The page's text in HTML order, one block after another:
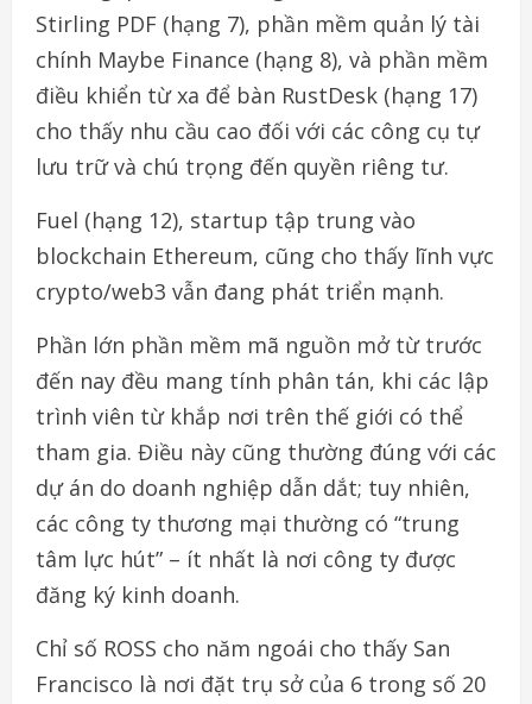
Stirling PDF (hạng 7), phần mềm quản lý tài
chính Maybe Finance (hạng 8), và phần mềm
điều khiển từ xa để bàn RustDesk (hạng 17)
cho thấy nhu cầu cao đối với các công cụ tự
lưu trữ và chú trọng đến quyền riêng tư.
Fuel (hạng 12), startup tập trung vào
blockchain Ethereum, cũng cho thấy lĩnh vực
crypto/web3 vẫn đang phát triển mạnh.
Phần lớn phần mềm mã nguồn mở từ trước
đến nay đều mang tính phân tán, khi các lập
trình viên từ khắp nơi trên thế giới có thể
tham gia. Điều này cũng thường đúng với các
dự án do doanh nghiệp dẫn dắt; tuy nhiên,
các công ty thương mại thường có “trung
tâm lực hút” – ít nhất là nơi công ty được
đăng ký kinh doanh.
Chỉ số ROSS cho năm ngoái cho thấy San
Francisco là nơi đặt trụ sở của 6 trong số 20